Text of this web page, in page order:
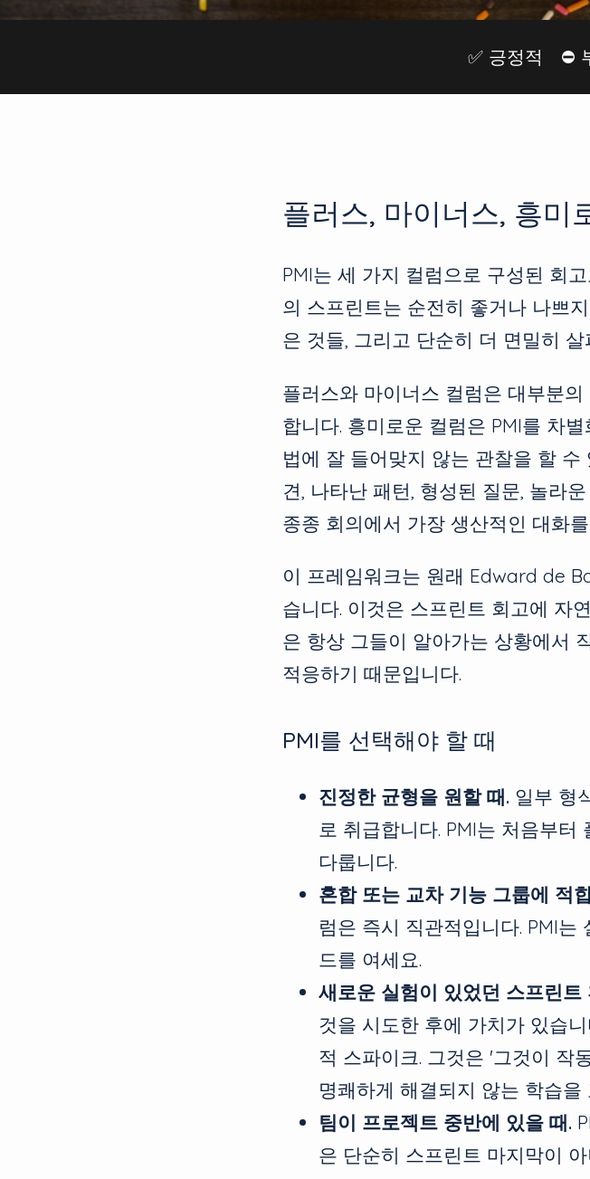
✅ 긍정적 ⛔️
플러스, 마이너스, 흥미
PMI는 세 가지 컬럼으로 구성된 회
의 스프린트는 순전히 좋거나 나쁘
은 것들, 그리고 단순히 더 면밀히
플러스와 마이너스 컬럼은 대부분
합니다. 흥미로운 컬럼은 PMI를 차
법에 잘 들어맞지 않는 관찰을 할
견, 나타난 패턴, 형성된 질문, 놀라
종종 회의에서 가장 생산적인 대화
이 프레임워크는 원래 Edward de
습니다. 이것은 스프린트 회고에 자
은 항상 그들이 알아가는 상황에서
적응하기 때문입니다.
PMI를 선택해야 할 때
진정한 균형을 원할 때. 일부 형
로 취급합니다. PMI는 처음부
다룹니다.
혼합 또는 교차 기능 그룹에 적
럼은 즉시 직관적입니다. PMI는
드를 여세요.
새로운 실험이 있었던 스프린트
것을 시도한 후에 가치가 있습
적 스파이크. 그것은 '그것이 작
명쾌하게 해결되지 않는 학습을
팀이 프로젝트 중반에 있을 때.
은 단순히 스프린트 마지막이